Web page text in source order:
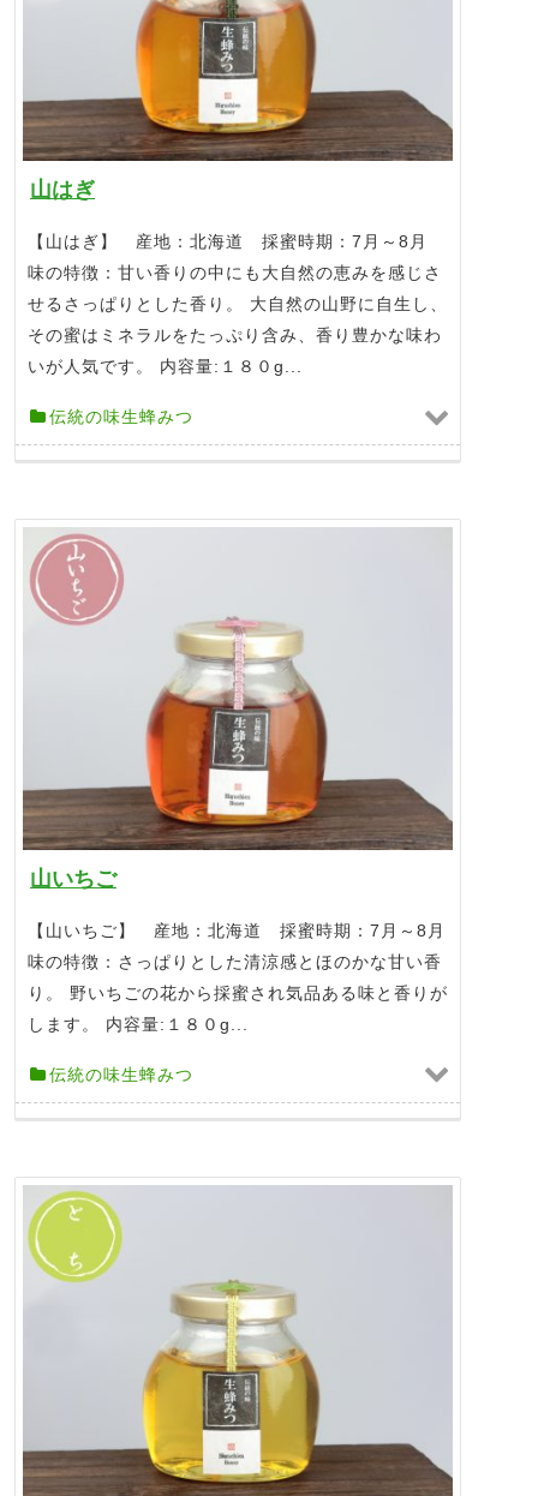
山はぎ
【山はぎ】 産地：北海道 採蜜時期：7月～8月
味の特徴：甘い香りの中にも大自然の恵みを感じさ
せるさっぱりとした香り。 大自然の山野に自生し、
その蜜はミネラルをたっぷり含み、香り豊かな味わ
いが人気です。 内容量:１８０g...
伝統の味生蜂みつ
山いちご
【山いちご】 産地：北海道 採蜜時期：7月～8月
味の特徴：さっぱりとした清涼感とほのかな甘い香
り。 野いちごの花から採蜜され気品ある味と香りが
します。 内容量:１８０g...
伝統の味生蜂みつ